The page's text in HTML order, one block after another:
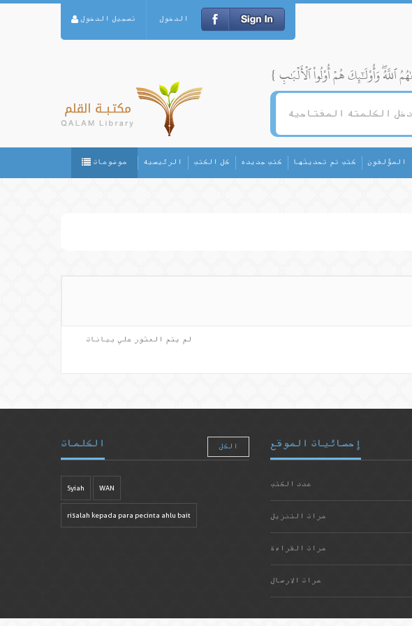
تسجيل الدخول الدخول
موضوعات الرئيسيه كل الكتب كتب جديده كتب تم تحديثها المؤلفون
لم يتم العثور علي بيانات
الكلمات الكل
Syiah WAN
risalah kepada para pecinta ahlu bait
إحصائيات الموقع
عدد الكتب
مرات التنزيل
مرات القراءة
مرات الارسال